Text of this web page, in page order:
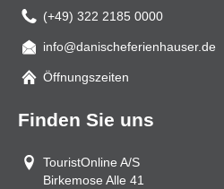
(+49) 322 2185 0000
Mail
info@danischeferienhauser.de
Öffnungszeiten
Finden Sie uns
TouristOnline A/S
Birkemose Alle 41